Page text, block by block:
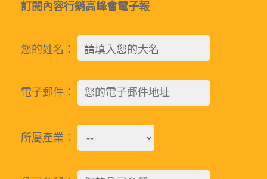
訂閱內容行銷高峰會電子報
您的姓名：
電子郵件：
所屬產業：